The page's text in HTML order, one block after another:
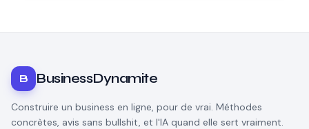
B BusinessDynamite
Construire un business en ligne, pour de vrai. Méthodes
concrètes, avis sans bullshit, et l'IA quand elle sert vraiment.